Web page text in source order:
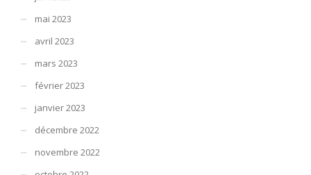
mai 2023
avril 2023
mars 2023
février 2023
janvier 2023
décembre 2022
novembre 2022